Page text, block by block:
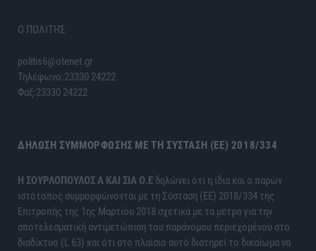
Ο ΠΟΛΙΤΗΣ
politis6@otenet.gr
Τηλέφωνο:23330 24222
Φαξ:23330 24222
ΔΉΛΩΣΗ ΣΥΜΜΌΡΦΩΣΗΣ ΜΕ ΤΗ ΣΎΣΤΑΣΗ (ΕΕ) 2018/334
H ΣΟΥΡΛΟΠΟΥΛΟΣ Α ΚΑΙ ΣΙΑ Ο.Ε δηλώνει ότι η ίδια και ο παρών
ιστότοπος συμμορφώνονται με τη Σύσταση (ΕΕ) 2018/334 της
Επιτροπής της 1ης Μαρτίου 2018 σχετικά με τα μέτρα για την
αποτελεσματική αντιμετώπιση του παράνομου περιεχομένου στο
διαδίκτυο (L 63) και ότι στο πλαίσιο αυτό διατηρεί το δικαίωμα να